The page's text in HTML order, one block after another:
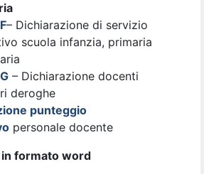
– Dichiarazione di servizio
scuola infanzia, primaria
– Dichiarazione docenti
deroghe
punteggio
personale docente
formato word